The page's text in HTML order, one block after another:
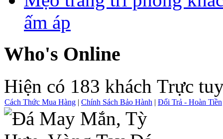
ấm áp
Who's Online
Hiện có 183 khách Trực
Cách Thức Mua Hàng | Chính Sách Bảo Hành | Đổi Trả - Hoàn Tiền